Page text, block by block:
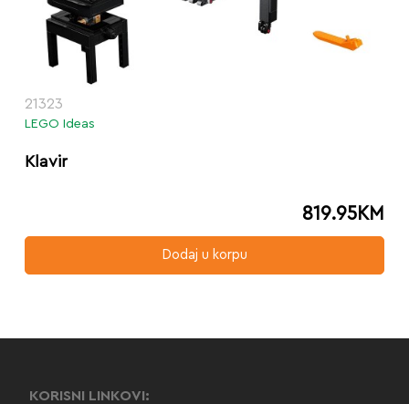
21323
LEGO Ideas
Klavir
819.95KM
Dodaj u korpu
KORISNI LINKOVI: